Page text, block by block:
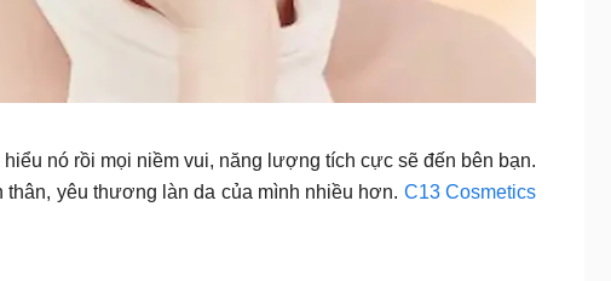
nó rồi mọi niềm vui, năng lượng tích cực sẽ đến bên bạn.
yêu thương làn da của mình nhiều hơn. C13 Cosmetics